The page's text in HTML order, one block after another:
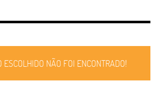
ESCOLHIDO NÃO FOI ENCONTRADO!